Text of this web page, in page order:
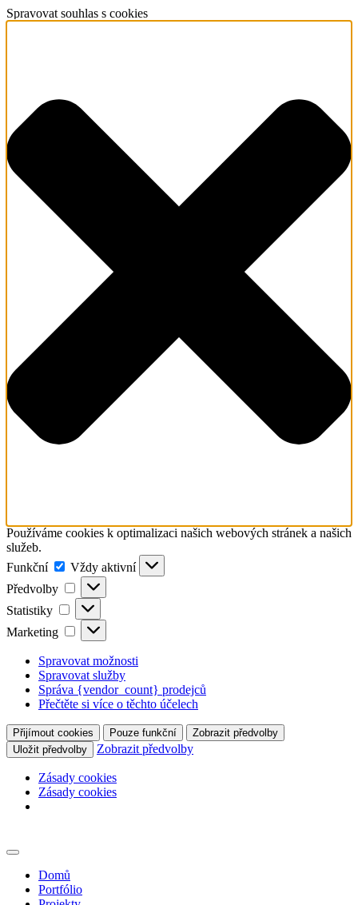
Spravovat souhlas s cookies
Používáme cookies k optimalizaci našich webových stránek a našich
služeb.
Funkční
Funkční
Vždy aktivní
Předvolby
Předvolby
Statistiky Statistiky
Marketing Marketing
Spravovat možnosti
Spravovat služby
Správa {vendor_count} prodejců
Přečtěte si více o těchto účelech
Přijímout cookies Pouze funkční
Zobrazit předvolby
Uložit předvolby
Zobrazit předvolby
Zásady cookies
Zásady cookies
to
Domů
Portfólio